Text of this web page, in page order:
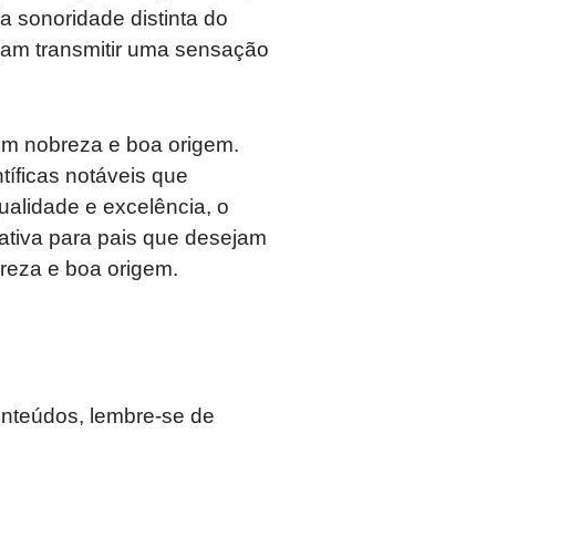
sonoridade distinta do
transmitir uma sensação
nobreza e boa origem.
notáveis que
e excelência, o
para pais que desejam
e boa origem.
lembre-se de